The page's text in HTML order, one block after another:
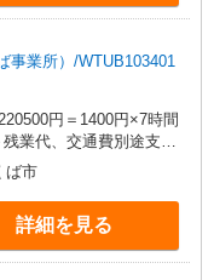
業所）/WTUB103401
円＝1400円×7時間
業代、交通費別途支給
定あり。
ば市
詳細を見る